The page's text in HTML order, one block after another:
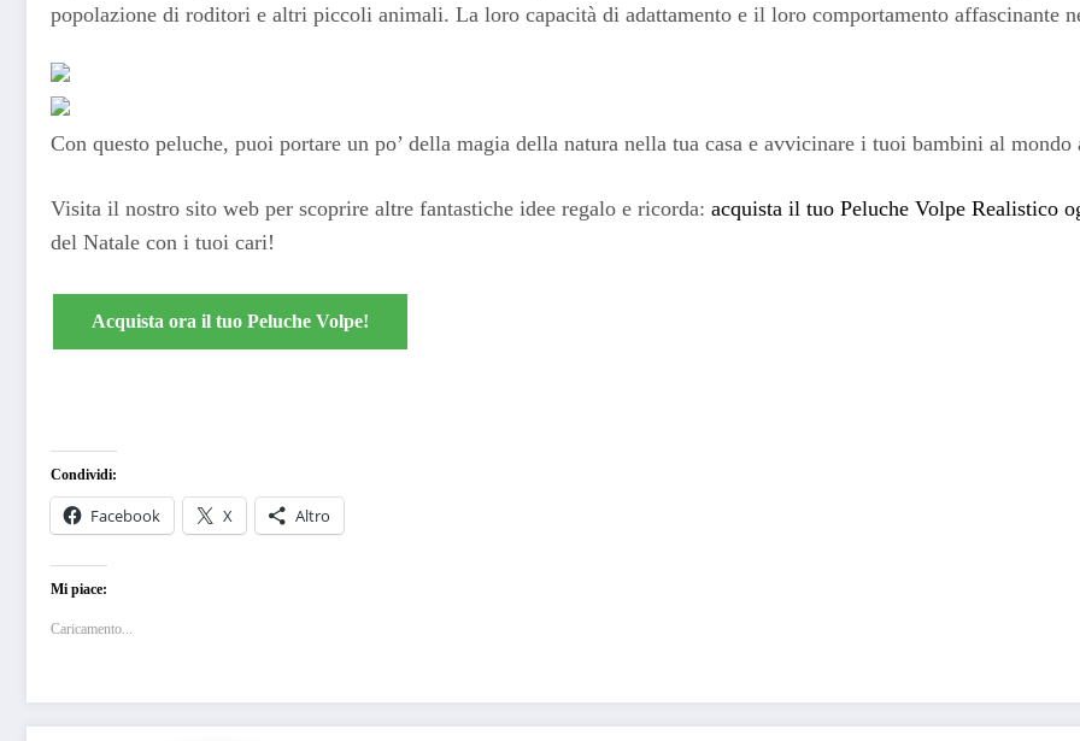
popolazione di roditori e altri piccoli animali. La loro capacità di adattamento e il loro comportamento affascinante
Con questo peluche, puoi portare un po’ della magia della natura nella tua casa e avvicinare i tuoi bambini al
Visita il nostro sito web per scoprire altre fantastiche idee regalo e ricorda: acquista il tuo Peluche Volpe Realistico
del Natale con i tuoi cari!
Acquista ora il tuo Peluche Volpe!
Condividi:
Facebook X Altro
Mi piace:
Caricamento...